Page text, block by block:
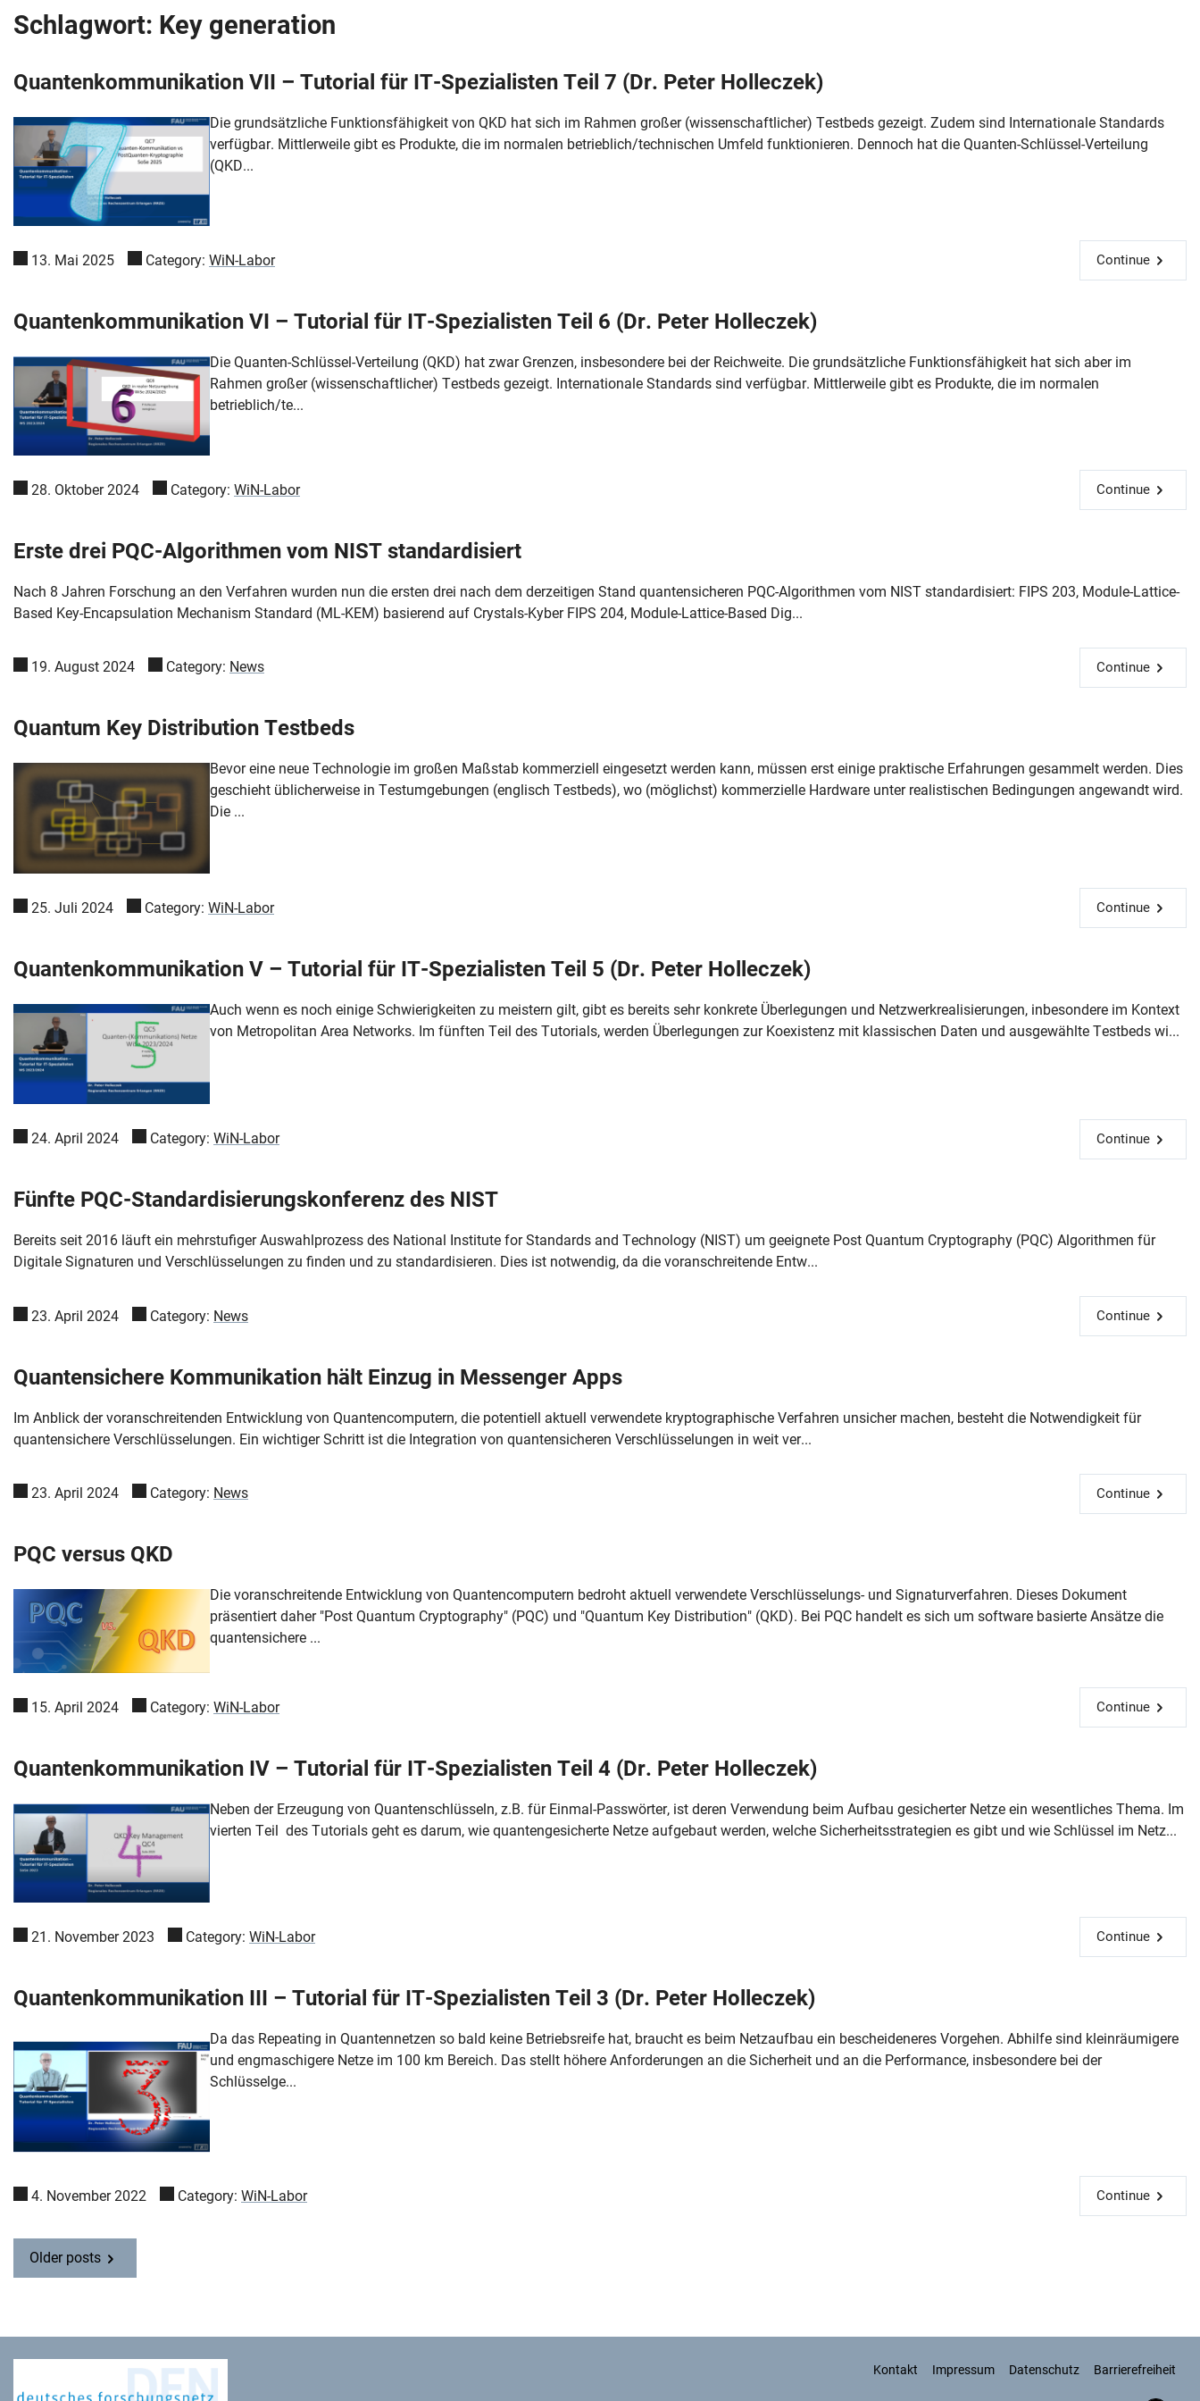
Skip navigation
Skip to navigation
Skip to the bottom
Schlagwort: Key generation
Quantenkommunikation VII – Tutorial für IT-Spezialisten Teil 7 (Dr. Peter Holleczek)
Die grundsätzliche Funktionsfähigkeit von QKD hat sich im Rahmen großer (wissenschaftlicher) Testbeds gezeigt. Zudem sind Internationale Standards
verfügbar. Mittlerweile gibt es Produkte, die im normalen betrieblich/technischen Umfeld funktionieren. Dennoch hat die Quanten-Schlüssel-Verteilung
(QKD...
13. Mai 2025 Category: WiN-Labor Continue
Quantenkommunikation VI – Tutorial für IT-Spezialisten Teil 6 (Dr. Peter Holleczek)
Die Quanten-Schlüssel-Verteilung (QKD) hat zwar Grenzen, insbesondere bei der Reichweite. Die grundsätzliche Funktionsfähigkeit hat sich aber im
Rahmen großer (wissenschaftlicher) Testbeds gezeigt. Internationale Standards sind verfügbar. Mittlerweile gibt es Produkte, die im normalen
betrieblich/te...
28. Oktober 2024 Category: WiN-Labor Continue
Erste drei PQC-Algorithmen vom NIST standardisiert
Nach 8 Jahren Forschung an den Verfahren wurden nun die ersten drei nach dem derzeitigen Stand quantensicheren PQC-Algorithmen vom NIST standardisiert: FIPS 203, Module-Lattice-
Based Key-Encapsulation Mechanism Standard (ML-KEM) basierend auf Crystals-Kyber FIPS 204, Module-Lattice-Based Dig...
19. August 2024 Category: News Continue
Quantum Key Distribution Testbeds
Bevor eine neue Technologie im großen Maßstab kommerziell eingesetzt werden kann, müssen erst einige praktische Erfahrungen gesammelt werden. Dies
geschieht üblicherweise in Testumgebungen (englisch Testbeds), wo (möglichst) kommerzielle Hardware unter realistischen Bedingungen angewandt wird.
Die ...
25. Juli 2024 Category: WiN-Labor Continue
Quantenkommunikation V – Tutorial für IT-Spezialisten Teil 5 (Dr. Peter Holleczek)
Auch wenn es noch einige Schwierigkeiten zu meistern gilt, gibt es bereits sehr konkrete Überlegungen und Netzwerkrealisierungen, inbesondere im Kontext
von Metropolitan Area Networks. Im fünften Teil des Tutorials, werden Überlegungen zur Koexistenz mit klassischen Daten und ausgewählte Testbeds wi...
24. April 2024 Category: WiN-Labor Continue
Fünfte PQC-Standardisierungskonferenz des NIST
Bereits seit 2016 läuft ein mehrstufiger Auswahlprozess des National Institute for Standards and Technology (NIST) um geeignete Post Quantum Cryptography (PQC) Algorithmen für
Digitale Signaturen und Verschlüsselungen zu finden und zu standardisieren. Dies ist notwendig, da die voranschreitende Entw...
23. April 2024 Category: News Continue
Quantensichere Kommunikation hält Einzug in Messenger Apps
Im Anblick der voranschreitenden Entwicklung von Quantencomputern, die potentiell aktuell verwendete kryptographische Verfahren unsicher machen, besteht die Notwendigkeit für
quantensichere Verschlüsselungen. Ein wichtiger Schritt ist die Integration von quantensicheren Verschlüsselungen in weit ver...
23. April 2024 Category: News Continue
PQC versus QKD
Die voranschreitende Entwicklung von Quantencomputern bedroht aktuell verwendete Verschlüsselungs- und Signaturverfahren. Dieses Dokument
präsentiert daher "Post Quantum Cryptography" (PQC) und "Quantum Key Distribution" (QKD). Bei PQC handelt es sich um software basierte Ansätze die
quantensichere ...
15. April 2024 Category: WiN-Labor Continue
Quantenkommunikation IV – Tutorial für IT-Spezialisten Teil 4 (Dr. Peter Holleczek)
Neben der Erzeugung von Quantenschlüsseln, z.B. für Einmal-Passwörter, ist deren Verwendung beim Aufbau gesicherter Netze ein wesentliches Thema. Im
vierten Teil des Tutorials geht es darum, wie quantengesicherte Netze aufgebaut werden, welche Sicherheitsstrategien es gibt und wie Schlüssel im Netz...
21. November 2023 Category: WiN-Labor Continue
Quantenkommunikation III – Tutorial für IT-Spezialisten Teil 3 (Dr. Peter Holleczek)
Da das Repeating in Quantennetzen so bald keine Betriebsreife hat, braucht es beim Netzaufbau ein bescheideneres Vorgehen. Abhilfe sind kleinräumigere
und engmaschigere Netze im 100 km Bereich. Das stellt höhere Anforderungen an die Sicherheit und an die Performance, insbesondere bei der
Schlüsselge...
4. November 2022 Category: WiN-Labor Continue
Older posts
Deutsches Forschungsnetz Kontakt Impressum Datenschutz Barrierefreiheit